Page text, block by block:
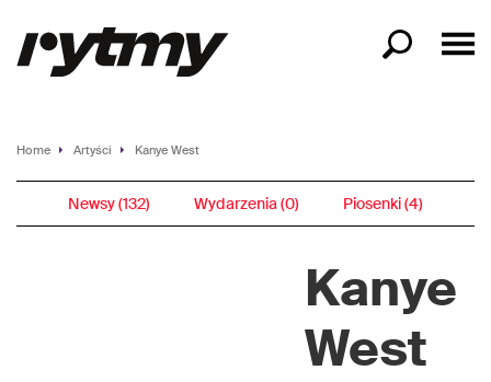
Home Artyści Kanye West
Newsy (132) Wydarzenia (0) Piosenki (4)
Kanye
West